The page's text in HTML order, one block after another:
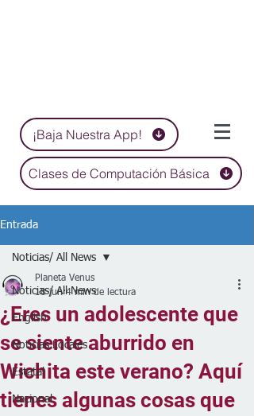
¡Baja Nuestra App!
Clases de Computación Básica
Entrada
Noticias/ All News
English
Noticias Locales
Estatal
Nacional
Noticias/ All News
¿Eres un adolescente que
se siente aburrido en
Wichita este verano? Aquí
tienes algunas cosas que
Planeta Venus
18 jun 4 min de lectura